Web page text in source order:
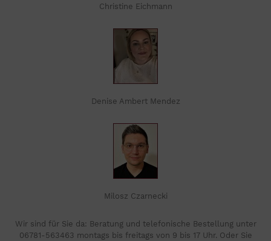
Christine Eichmann
Denise Ambert Mendez
Milosz Czarnecki
Wir sind für Sie da: Beratung und telefonische Bestellung unter
06781-563463 montags bis freitags von 9 bis 17 Uhr. Oder Sie